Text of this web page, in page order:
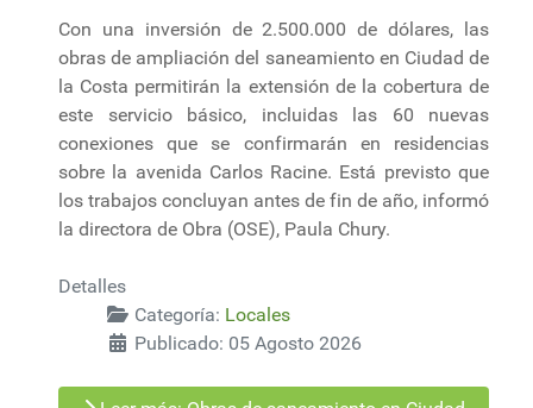
Con una inversión de 2.500.000 de dólares, las
obras de ampliación del saneamiento en Ciudad de
la Costa permitirán la extensión de la cobertura de
este servicio básico, incluidas las 60 nuevas
conexiones que se confirmarán en residencias
sobre la avenida Carlos Racine. Está previsto que
los trabajos concluyan antes de fin de año, informó
la directora de Obra (OSE), Paula Chury.
Detalles
Categoría: Locales
Publicado: 05 Agosto 2026